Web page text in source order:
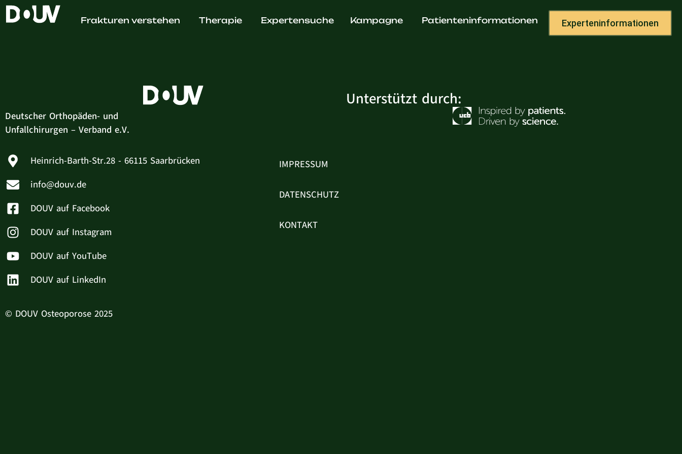
Frakturen verstehen Therapie Expertensuche Kampagne Patienteninformationen Experteninformationen
Eileen Pannicke
Deutscher Orthopäden- und
Unfallchirurgen – Verband e.V.
Unterstützt durch:
Heinrich-Barth-Str.28 - 66115 Saarbrücken
info@douv.de
DOUV auf Facebook
DOUV auf Instagram
DOUV auf YouTube
DOUV auf LinkedIn
IMPRESSUM
DATENSCHUTZ
KONTAKT
© DOUV Osteoporose 2025